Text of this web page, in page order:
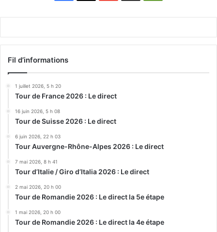
Fil d’informations
1 juillet 2026, 5 h 20
Tour de France 2026 : Le direct
16 juin 2026, 5 h 08
Tour de Suisse 2026 : Le direct
6 juin 2026, 22 h 03
Tour Auvergne-Rhône-Alpes 2026 : Le direct
7 mai 2026, 8 h 41
Tour d’Italie / Giro d’Italia 2026 : Le direct
2 mai 2026, 20 h 00
Tour de Romandie 2026 : Le direct la 5e étape
1 mai 2026, 20 h 00
Tour de Romandie 2026 : Le direct la 4e étape